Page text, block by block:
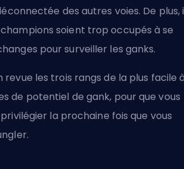
des autres voies. De plus,
soient trop occupés à se
pour surveiller les ganks.
revue les trois rangs de la plus facile
de potentiel de gank, pour que vous
la prochaine fois que vous